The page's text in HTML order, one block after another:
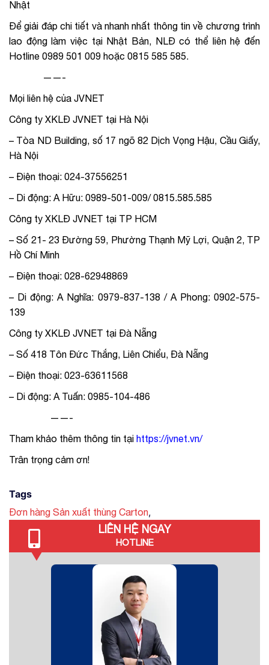
Nhật
Để giải đáp chi tiết và nhanh nhất thông tin về chương trình
lao động làm việc tại Nhật Bản, NLĐ có thể liên hệ đến
Hotline 0989 501 009 hoặc 0815 585 585.
——-
Mọi liên hệ của JVNET
Công ty XKLĐ JVNET tại Hà Nội
– Tòa ND Building, số 17 ngõ 82 Dịch Vọng Hậu, Cầu Giấy,
Hà Nội
– Điện thoại: 024-37556251
– Di động: A Hữu: 0989-501-009/ 0815.585.585
Công ty XKLĐ JVNET tại TP HCM
– Số 21- 23 Đường 59, Phường Thạnh Mỹ Lợi, Quận 2, TP
Hồ Chí Minh
– Điện thoại: 028-62948869
– Di động: A Nghĩa: 0979-837-138 / A Phong: 0902-575-
139
Công ty XKLĐ JVNET tại Đà Nẵng
– Số 418 Tôn Đức Thắng, Liên Chiểu, Đà Nẵng
– Điện thoại: 023-63611568
– Di động: A Tuấn: 0985-104-486
——-
Tham khảo thêm thông tin tại https://jvnet.vn/
Trân trọng cảm ơn!
Tags
Đơn hàng Sản xuất thùng Carton,
LIÊN HỆ NGAY
HOTLINE